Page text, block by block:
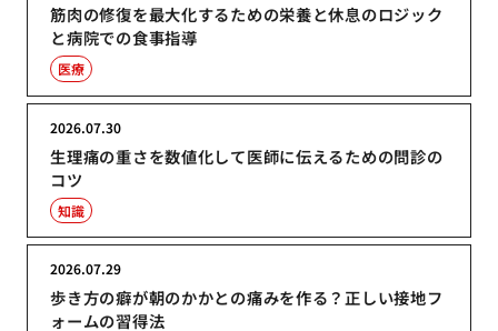
筋肉の修復を最大化するための栄養と休息のロジック
と病院での食事指導
医療
生理痛の重さを数値化して医師に伝えるための問診の
コツ
2026.07.30
知識
歩き方の癖が朝のかかとの痛みを作る？正しい接地フ
ォームの習得法
2026.07.29